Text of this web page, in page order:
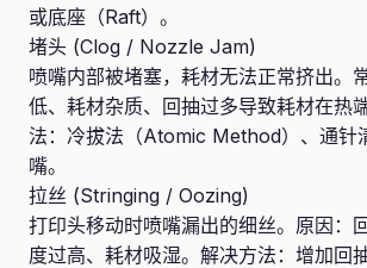
或底座（Raft）。
堵头 (Clog / Nozzle Jam)
喷嘴内部被堵塞，耗材无法正常挤出。
低、耗材杂质、回抽过多导致耗材在热
法：冷拔法（Atomic Method）、通针
嘴。
拉丝 (Stringing / Oozing)
打印头移动时喷嘴漏出的细丝。原因：
度过高、耗材吸湿。解决方法：增加回